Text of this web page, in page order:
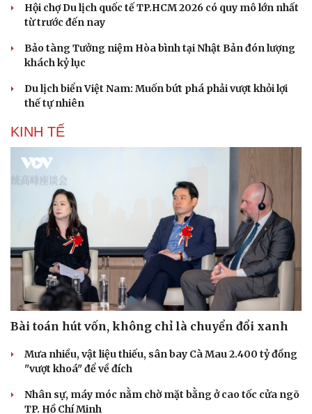
Sân khấu - Điện ảnh
Văn học
Âm nhạc
Di sản
Nghệ sĩ
Sao Việt
Hội chợ Du lịch quốc tế TP.HCM 2026 có quy mô lớn nhất
từ trước đến nay
Bảo tàng Tưởng niệm Hòa bình tại Nhật Bản đón lượng
khách kỷ lục
Du lịch biển Việt Nam: Muốn bứt phá phải vượt khỏi lợi
thế tự nhiên
KINH TẾ
Bài toán hút vốn, không chỉ là chuyển đổi xanh
Mưa nhiều, vật liệu thiếu, sân bay Cà Mau 2.400 tỷ đồng
"vượt khoá" để về đích
Nhân sự, máy móc nằm chờ mặt bằng ở cao tốc cửa ngõ
TP. Hồ Chí Minh